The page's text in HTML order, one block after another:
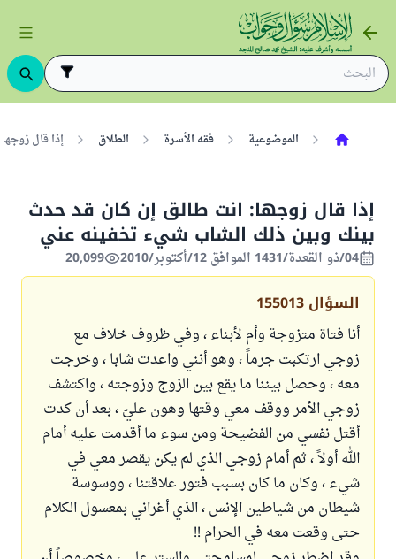
الموضوعية فقه الأسرة الطلاق إذا قال
إذا قال زوجها: انت طالق إن كان قد حدث
بينك وبين ذلك الشاب شيء تخفينه عني
04/ذو القعدة/1431 الموافق 12/أكتوبر/2010 20,099
السؤال 155013
أنا فتاة متزوجة وأم لأبناء ، وفي ظروف خلاف مع
زوجي ارتكبت جرماً ، وهو أنني واعدت شابا ، وخرجت
معه ، وحصل بيننا ما يقع بين الزوج وزوجته ، واكتشف
زوجي الأمر ووقف معي وقتها وهون عليّ ، بعد أن كدت
أقتل نفسي من الفضيحة ومن سوء ما أقدمت عليه أمام
الله أولاً ، ثم أمام زوجي الذي لم يكن يقصر معي في
شيء ، وكان ما كان بسبب فتور علاقتنا ، ووسوسة
شيطان من شياطين الإنس ، الذي أغراني بمعسول الكلام
حتى وقعت معه في الحرام !!